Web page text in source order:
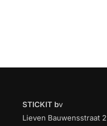
STICKIT bv
Lieven Bauwensstraat